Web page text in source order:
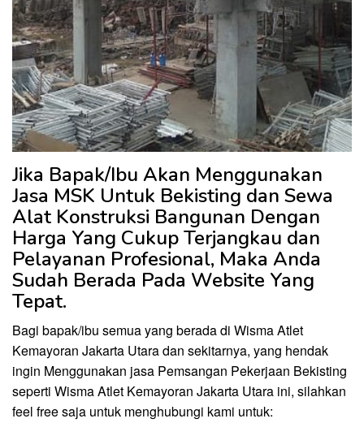
Jika Bapak/Ibu Akan Menggunakan
Jasa MSK Untuk Bekisting dan Sewa
Alat Konstruksi Bangunan Dengan
Harga Yang Cukup Terjangkau dan
Pelayanan Profesional, Maka Anda
Sudah Berada Pada Website Yang
Tepat.
Bagi bapak/ibu semua yang berada di Wisma Atlet
Kemayoran Jakarta Utara dan sekitarnya, yang hendak
ingin Menggunakan jasa Pemsangan Pekerjaan Bekisting
seperti Wisma Atlet Kemayoran Jakarta Utara ini, silahkan
feel free saja untuk menghubungi kami untuk: